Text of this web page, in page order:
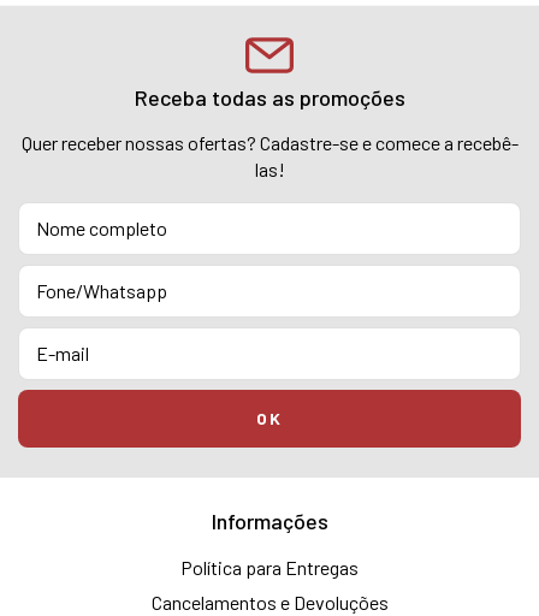
Receba todas as promoções
Quer receber nossas ofertas? Cadastre-se e comece a recebê-
las!
Informações
Política para Entregas
Cancelamentos e Devoluções